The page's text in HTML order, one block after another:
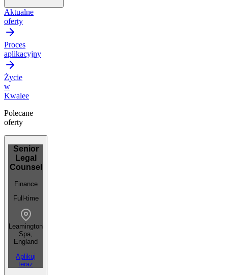
Aktualne
oferty
Proces
aplikacyjny
Życie
w
Kwalee
Polecane
oferty
Senior
Legal
Counsel
Finance
Full-time
Leamington
Spa,
England
Aplikuj
teraz